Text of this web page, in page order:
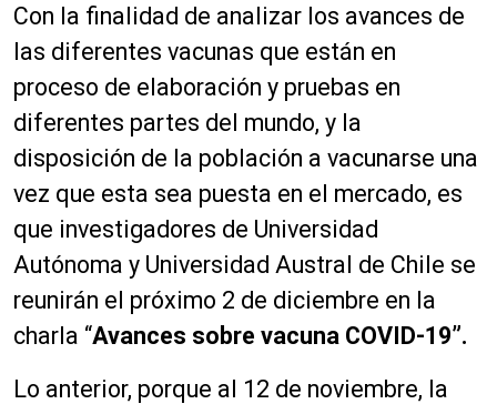
Con la finalidad de analizar los avances de
las diferentes vacunas que están en
proceso de elaboración y pruebas en
diferentes partes del mundo, y la
disposición de la población a vacunarse una
vez que esta sea puesta en el mercado, es
que investigadores de Universidad
Autónoma y Universidad Austral de Chile se
reunirán el próximo 2 de diciembre en la
charla “Avances sobre vacuna COVID-19”.
Lo anterior, porque al 12 de noviembre, la